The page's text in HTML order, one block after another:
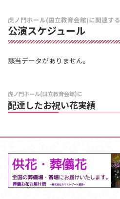
虎ノ門ホール(国立教育会館)に関連する
公演スケジュール
該当データがありません。
虎ノ門ホール(国立教育会館)に
配達したお祝い花実績